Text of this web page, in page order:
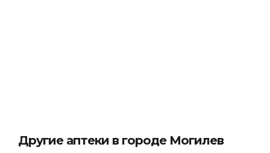
Другие аптеки в городе Могилев